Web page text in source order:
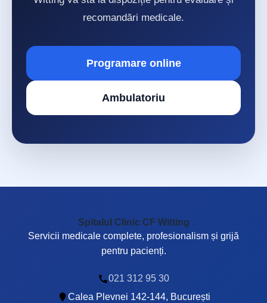
recomandări medicale.
Programare online
Ambulatoriu
Spitalul Clinic CF Witting
Servicii medicale complete, profesionalism și grijă
pentru pacienți.
021 312 95 30
Calea Plevnei 142-144, București